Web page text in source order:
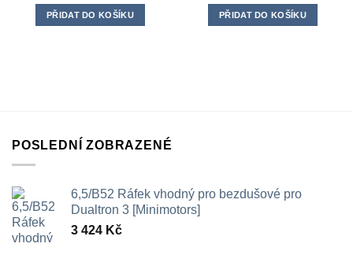
PŘIDAT DO KOŠÍKU PŘIDAT DO KOŠÍKU
POSLEDNÍ ZOBRAZENÉ
6,5/B52 Ráfek vhodný pro bezdušové pro
Dualtron 3 [Minimotors]
3 424 Kč